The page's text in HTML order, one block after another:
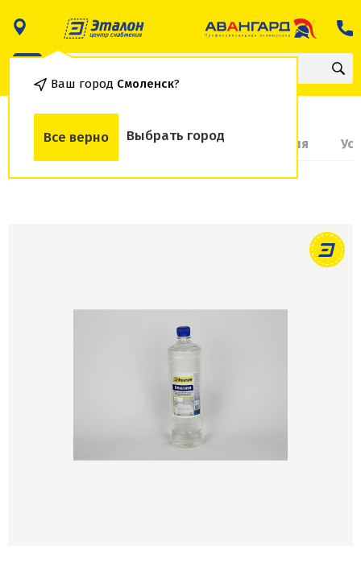
Ваш город Смоленск?
Все верно Выбрать город
О товаре Доставка и оплата Гарантия